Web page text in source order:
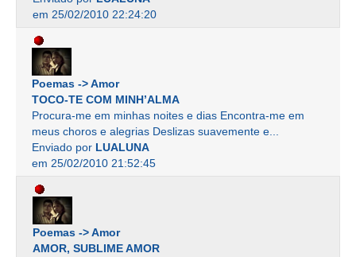
em 25/02/2010 22:24:20
Poemas -> Amor
TOCO-TE COM MINH’ALMA
Procura-me em minhas noites e dias Encontra-me em
meus choros e alegrias Deslizas suavemente e...
Enviado por LUALUNA
em 25/02/2010 21:52:45
Poemas -> Amor
AMOR, SUBLIME AMOR